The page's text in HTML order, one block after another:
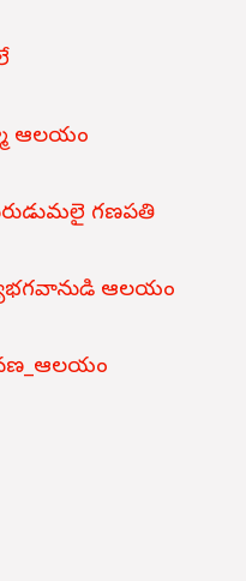
ఆలయం
గణపతి
ఆలయం